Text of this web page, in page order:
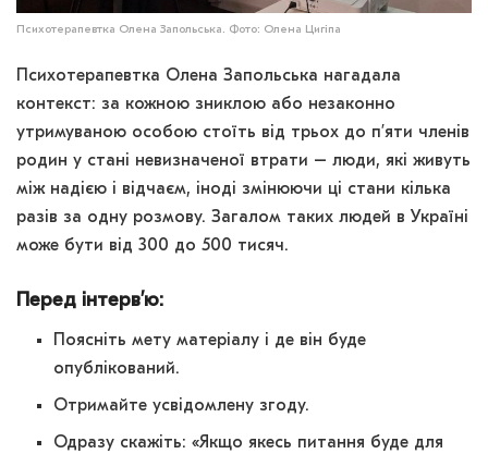
Психотерапевтка Олена Запольська. Фото: Олена Цигіпа
Психотерапевтка Олена Запольська нагадала
контекст: за кожною зниклою або незаконно
утримуваною особою стоїть від трьох до пʼяти членів
родин у стані невизначеної втрати – люди, які живуть
між надією і відчаєм, іноді змінюючи ці стани кілька
разів за одну розмову. Загалом таких людей в Україні
може бути від 300 до 500 тисяч.
Перед інтервʼю:
Поясніть мету матеріалу і де він буде
опублікований.
Отримайте усвідомлену згоду.
Одразу скажіть: «Якщо якесь питання буде для